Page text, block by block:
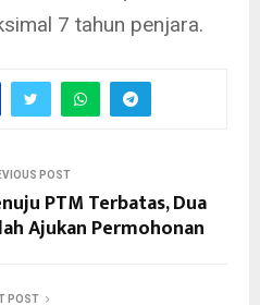
7 tahun penjara.
POST
PTM Terbatas, Dua
Ajukan Permohonan
POST